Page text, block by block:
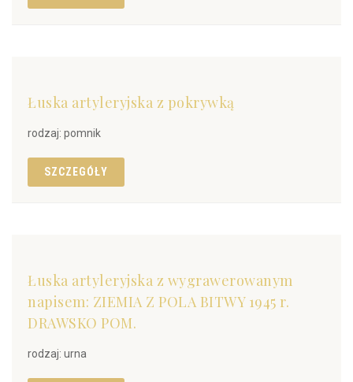
Łuska artyleryjska z pokrywką
rodzaj: pomnik
SZCZEGÓŁY
Łuska artyleryjska z wygrawerowanym
napisem: ZIEMIA Z POLA BITWY 1945 r.
DRAWSKO POM.
rodzaj: urna